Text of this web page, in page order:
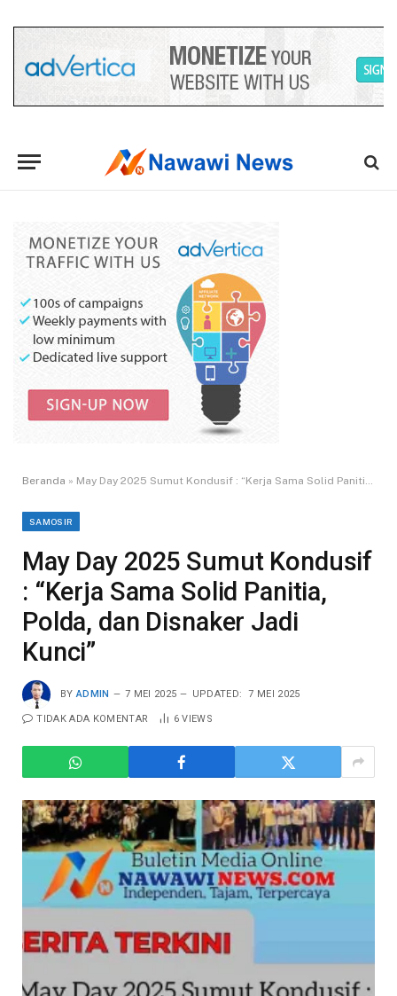
Beranda » May Day 2025 Sumut Kondusif : “Kerja Sama Solid Panitia, Polda, dan Disnaker Jadi Kunci”
SAMOSIR
May Day 2025 Sumut Kondusif
: “Kerja Sama Solid Panitia,
Polda, dan Disnaker Jadi
Kunci”
BY ADMIN 7 MEI 2025 UPDATED: 7 MEI 2025
TIDAK ADA KOMENTAR 6VIEWS